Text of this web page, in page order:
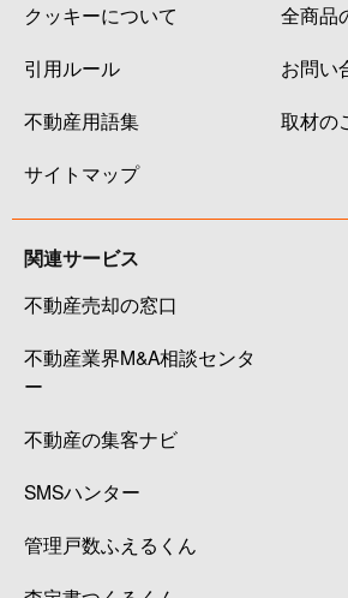
クッキーについて
引用ルール
不動産用語集
サイトマップ
全商品
お問い
取材の
関連サービス
不動産売却の窓口
不動産業界M&A相談センタ
ー
不動産の集客ナビ
SMSハンター
管理戸数ふえるくん